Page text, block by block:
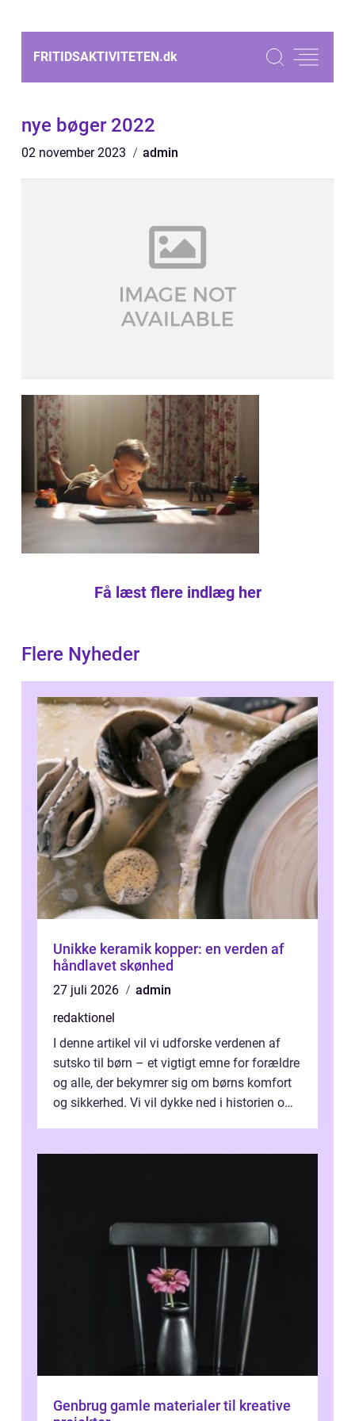
FRITIDSAKTIVITETEN.dk
nye bøger 2022
02 november 2023 admin
Få læst flere indlæg her
Flere Nyheder
Unikke keramik kopper: en verden af
håndlavet skønhed
27 juli 2026
admin
redaktionel
I denne artikel vil vi udforske verdenen af
sutsko til børn – et vigtigt emne for forældre
og alle, der bekymrer sig om børns komfort
og sikkerhed. Vi vil dykke ned i historien om,
Genbrug gamle materialer til kreative